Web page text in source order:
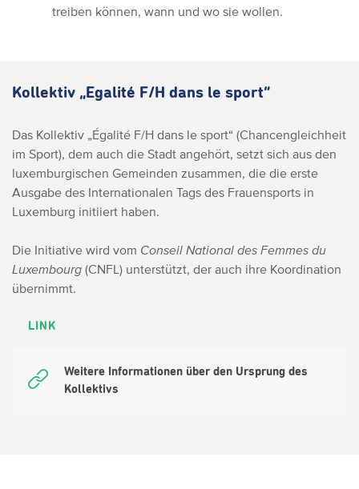
treiben können, wann und wo sie wollen.
Kollektiv „Egalité F/H dans le sport“
Das Kollektiv „Égalité F/H dans le sport“ (Chancengleichheit
im Sport), dem auch die Stadt angehört, setzt sich aus den
luxemburgischen Gemeinden zusammen, die die erste
Ausgabe des Internationalen Tags des Frauensports in
Luxemburg initiiert haben.
Die Initiative wird vom Conseil National des Femmes du
Luxembourg (CNFL) unterstützt, der auch ihre Koordination
übernimmt.
LINK
Weitere Informationen über den Ursprung des
Kollektivs